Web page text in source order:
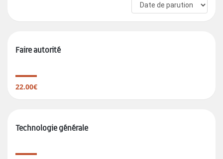
Faire autorité
22.00€
Technologie générale